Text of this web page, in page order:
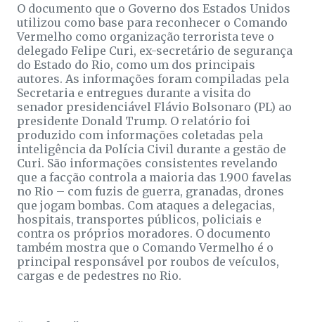
O documento que o Governo dos Estados Unidos
utilizou como base para reconhecer o Comando
Vermelho como organização terrorista teve o
delegado Felipe Curi, ex-secretário de segurança
do Estado do Rio, como um dos principais
autores. As informações foram compiladas pela
Secretaria e entregues durante a visita do
senador presidenciável Flávio Bolsonaro (PL) ao
presidente Donald Trump. O relatório foi
produzido com informações coletadas pela
inteligência da Polícia Civil durante a gestão de
Curi. São informações consistentes revelando
que a facção controla a maioria das 1.900 favelas
no Rio – com fuzis de guerra, granadas, drones
que jogam bombas. Com ataques a delegacias,
hospitais, transportes públicos, policiais e
contra os próprios moradores. O documento
também mostra que o Comando Vermelho é o
principal responsável por roubos de veículos,
cargas e de pedestres no Rio.